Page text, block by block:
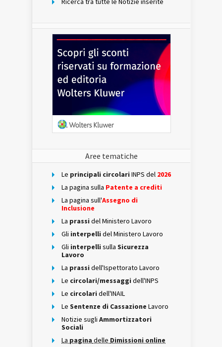
Aree tematiche
Le principali circolari INPS del 2026
La pagina sulla Patente a crediti
La pagina sull'Assegno di
Inclusione
La prassi del Ministero Lavoro
Gli interpelli del Ministero Lavoro
Gli interpelli sulla Sicurezza
Lavoro
La prassi dell'Ispettorato Lavoro
Le circolari/messaggi dell'INPS
Le circolari dell'INAIL
Le Sentenze di Cassazione Lavoro
Notizie sugli Ammortizzatori
Sociali
La pagina delle Dimissioni online